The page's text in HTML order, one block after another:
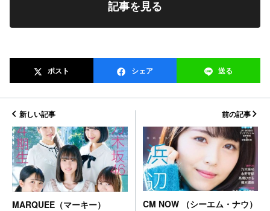
記事を見る
ポスト シェア 送る
新しい記事
MARQUEE（マーキー）
前の記事
CM NOW （シーエム・ナウ）